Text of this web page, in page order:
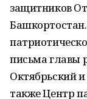
защитников
письма главы
Октябрьский
также Центр